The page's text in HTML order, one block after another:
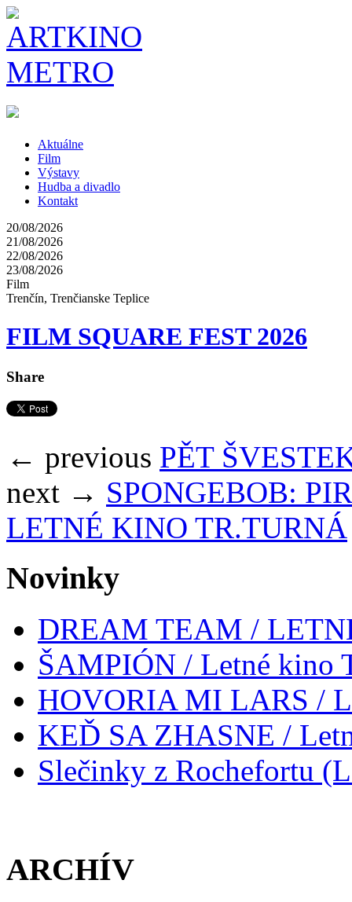
Aktuálne
Film
Výstavy
Hudba a divadlo
Kontakt
20/08/2026
21/08/2026
22/08/2026
23/08/2026
Film
Trenčín, Trenčianske Teplice
FILM SQUARE FEST 2026
Share
← previous PĚT
next → SPONGEBOB:
LETNÉ KINO TR.TURNÁ
Novinky
DREAM TEAM /
ŠAMPIÓN / Letné kino
HOVORIA MI LARS /
KEĎ SA ZHASNE /
Slečinky z Rochefortu
ARCHÍV